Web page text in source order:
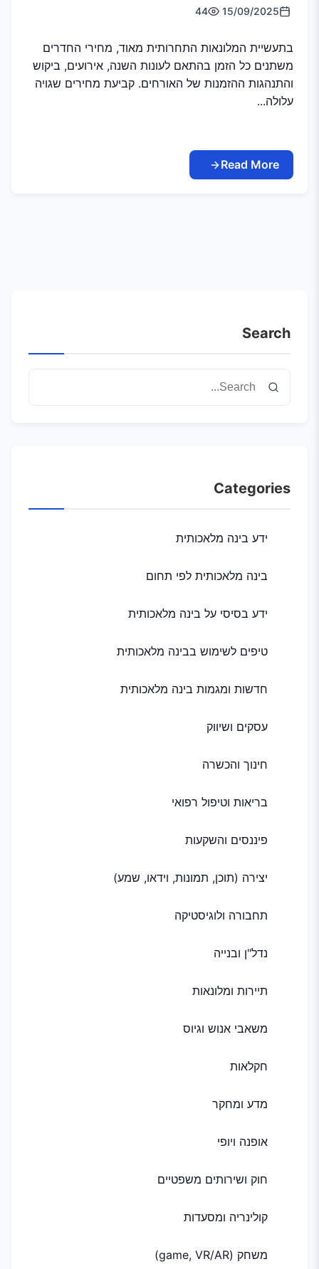
15/09/2025
44
בתעשיית המלונאות התחרותית מאוד, מחירי החדרים
משתנים כל הזמן בהתאם לעונות השנה, אירועים, ביקוש
והתנהגות ההזמנות של האורחים. קביעת מחירים שגויה
עלולה...
Read More
Search
Categories
ידע בינה מלאכותית
בינה מלאכותית לפי תחום
ידע בסיסי על בינה מלאכותית
טיפים לשימוש בבינה מלאכותית
חדשות ומגמות בינה מלאכותית
עסקים ושיווק
חינוך והכשרה
בריאות וטיפול רפואי
פיננסים והשקעות
יצירה (תוכן, תמונות, וידאו, שמע)
תחבורה ולוגיסטיקה
נדל"ן ובנייה
תיירות ומלונאות
משאבי אנוש וגיוס
חקלאות
מדע ומחקר
אופנה ויופי
חוק ושירותים משפטיים
קולינריה ומסעדות
משחק (game, VR/AR)